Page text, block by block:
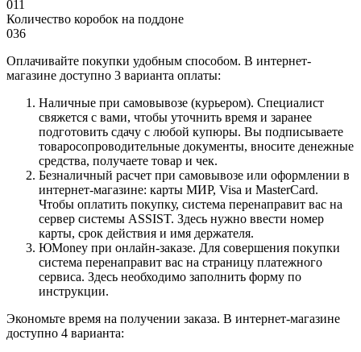
011
Количество коробок на поддоне
036
Оплачивайте покупки удобным способом. В интернет-
магазине доступно 3 варианта оплаты:
Наличные при самовывозе (курьером). Специалист
свяжется с вами, чтобы уточнить время и заранее
подготовить сдачу с любой купюры. Вы подписываете
товаросопроводительные документы, вносите денежные
средства, получаете товар и чек.
Безналичный расчет при самовывозе или оформлении в
интернет-магазине: карты МИР, Visa и MasterCard.
Чтобы оплатить покупку, система перенаправит вас на
сервер системы ASSIST. Здесь нужно ввести номер
карты, срок действия и имя держателя.
ЮMoney при онлайн-заказе. Для совершения покупки
система перенаправит вас на страницу платежного
сервиса. Здесь необходимо заполнить форму по
инструкции.
Экономьте время на получении заказа. В интернет-магазине
доступно 4 варианта: